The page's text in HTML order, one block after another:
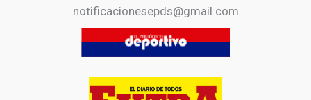
notificacionesepds@gmail.com